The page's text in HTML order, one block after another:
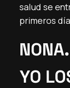
salud se
primeros
YO